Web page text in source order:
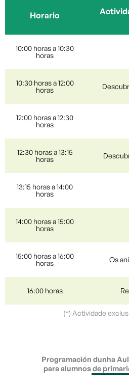
Horario
10:00 horas a 10:30
horas
10:30 horas a 12:00
horas
12:00 horas a 12:30
horas
12:30 horas a 13:15
horas
13:15 horas a 14:00
horas
14:00 horas a 15:00
horas
15:00 horas a 16:00
horas
Os
16:00 horas
(*) Actividade
Programación dunha
para alumnos de